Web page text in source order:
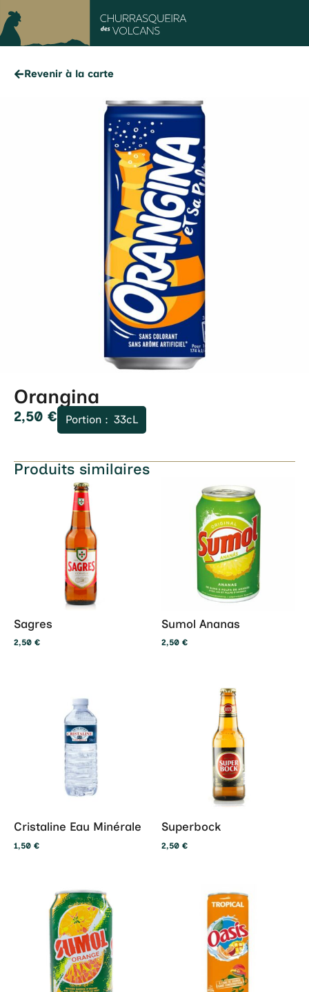
Revenir à la carte
Orangina
2,50 € Portion : 33cL
Produits similaires
Sagres
2,50 €
Sumol Ananas
2,50 €
Cristaline Eau Minérale
1,50 €
Superbock
2,50 €